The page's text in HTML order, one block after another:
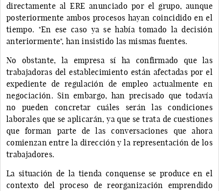
directamente al ERE anunciado por el grupo, aunque
posteriormente ambos procesos hayan coincidido en el
tiempo. "En ese caso ya se había tomado la decisión
anteriormente", han insistido las mismas fuentes.
No obstante, la empresa sí ha confirmado que las
trabajadoras del establecimiento están afectadas por el
expediente de regulación de empleo actualmente en
negociación. Sin embargo, han precisado que todavía
no pueden concretar cuáles serán las condiciones
laborales que se aplicarán, ya que se trata de cuestiones
que forman parte de las conversaciones que ahora
comienzan entre la dirección y la representación de los
trabajadores.
La situación de la tienda conquense se produce en el
contexto del proceso de reorganización emprendido